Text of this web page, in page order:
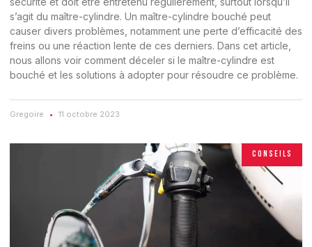
s’agit du maître-cylindre. Un maître-cylindre bouché peut
causer divers problèmes, notamment une perte d’efficacité des
freins ou une réaction lente de ces derniers. Dans cet article,
nous allons voir comment déceler si le maître-cylindre est
bouché et les solutions à adopter pour résoudre ce problème.
Gregoire 11 octobre 2023
CONSEILS